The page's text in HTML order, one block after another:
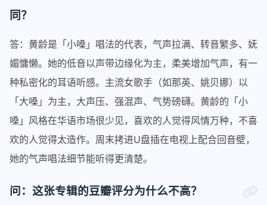
同？
答：黄龄是「小嗓」唱法的代表，气声拉满、转音繁多、妩
媚慵懒。她的低音以声带边缘化为主，柔美增加气声，有一
种私密化的耳语听感。主流女歌手（如那英、姚贝娜）以
「大嗓」为主，大声压、强混声、气势磅礴。黄龄的「小
嗓」风格在华语市场很少见，喜欢的人觉得风情万种，不喜
欢的人觉得太造作。周末拷进U盘插在电视上配合回音壁，
她的气声唱法细节能听得更清楚。
问：这张专辑的豆瓣评分为什么不高？